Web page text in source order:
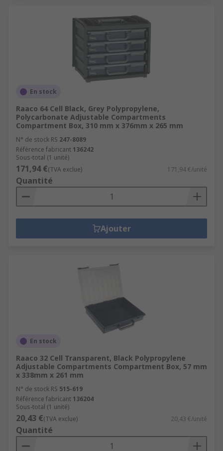
En stock
Raaco 64 Cell Black, Grey Polypropylene,
Polycarbonate Adjustable Compartments
Compartment Box, 310 mm x 376mm x 265 mm
N° de stock RS 247-8089
Référence fabricant 136242
Sous-total (1 unité)
171,94 €(TVA exclue) 171,94 €/unité
Quantité
Ajouter
En stock
Raaco 32 Cell Transparent, Black Polypropylene
Adjustable Compartments Compartment Box, 57 mm
x 338mm x 261 mm
N° de stock RS 515-619
Référence fabricant 136204
Sous-total (1 unité)
20,43 €(TVA exclue) 20,43 €/unité
Quantité